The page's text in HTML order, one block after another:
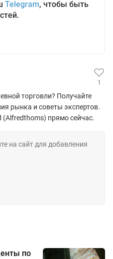
Telegram, чтобы быть
1
торговли? Получайте
рынка и советы экспертов.
(Alfredthoms) прямо сейчас.
по